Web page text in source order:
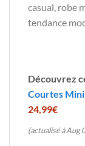
casual, robe
tendance
Découvrez
Courtes Mini
24,99€
(actualisé à Aug